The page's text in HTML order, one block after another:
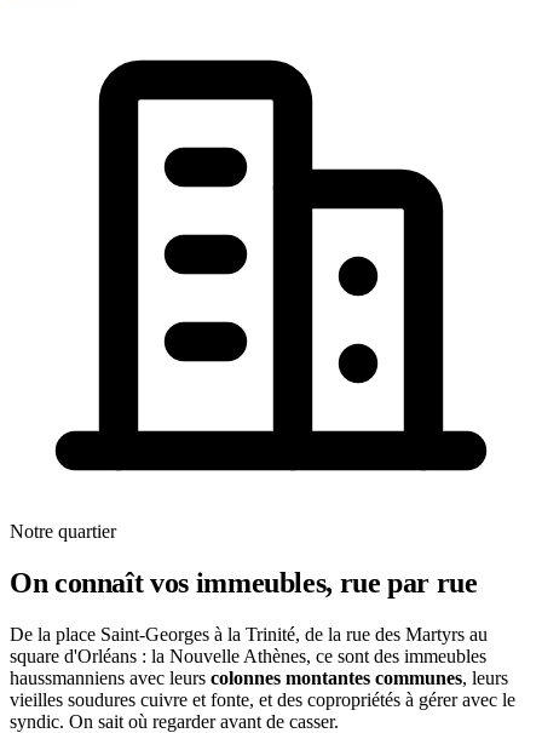
Notre quartier
On connaît vos immeubles, rue par rue
De la place Saint-Georges à la Trinité, de la rue des Martyrs au
square d'Orléans : la Nouvelle Athènes, ce sont des immeubles
haussmanniens avec leurs colonnes montantes communes, leurs
vieilles soudures cuivre et fonte, et des copropriétés à gérer avec le
syndic. On sait où regarder avant de casser.